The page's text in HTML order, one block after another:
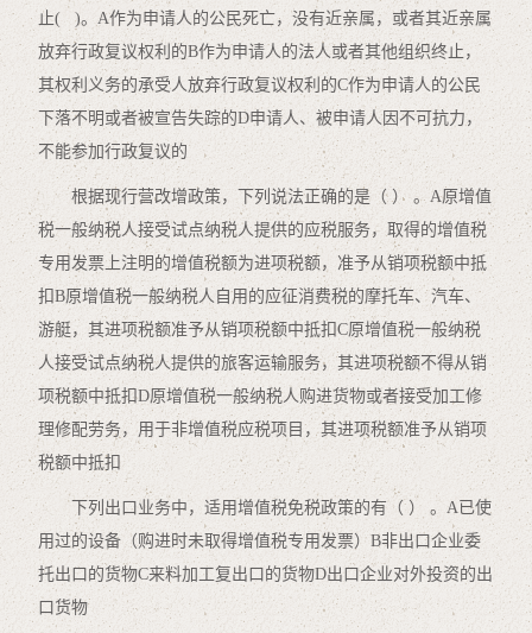
止( )。A作为申请人的公民死亡，没有近亲属，或者其近亲属
放弃行政复议权利的B作为申请人的法人或者其他组织终止，
其权利义务的承受人放弃行政复议权利的C作为申请人的公民
下落不明或者被宣告失踪的D申请人、被申请人因不可抗力，
不能参加行政复议的
根据现行营改增政策，下列说法正确的是（ ） 。A原增值
税一般纳税人接受试点纳税人提供的应税服务，取得的增值税
专用发票上注明的增值税额为进项税额，准予从销项税额中抵
扣B原增值税一般纳税人自用的应征消费税的摩托车、汽车、
游艇，其进项税额准予从销项税额中抵扣C原增值税一般纳税
人接受试点纳税人提供的旅客运输服务，其进项税额不得从销
项税额中抵扣D原增值税一般纳税人购进货物或者接受加工修
理修配劳务，用于非增值税应税项目，其进项税额准予从销项
税额中抵扣
下列出口业务中，适用增值税免税政策的有（ ） 。A已使
用过的设备（购进时未取得增值税专用发票）B非出口企业委
托出口的货物C来料加工复出口的货物D出口企业对外投资的出
口货物